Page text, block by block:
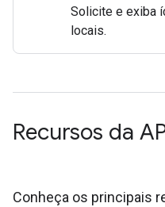
Solicite e exiba
locais.
Recursos da
Conheça os principais